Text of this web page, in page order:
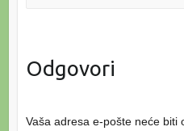
Odgovori
Vaša adresa e-pošte neće biti